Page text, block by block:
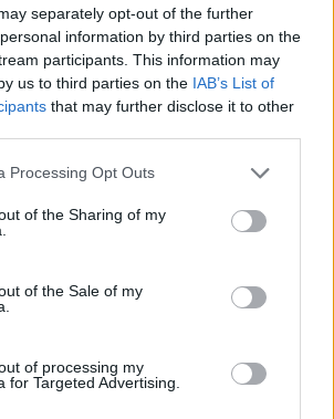
separately opt-out of the further
information by third parties on the
participants. This information may
us to third parties on the IAB’s List of
that may further disclose it to other
Processing Opt Outs
of the Sharing of my
of the Sale of my
of processing my
for Targeted Advertising.